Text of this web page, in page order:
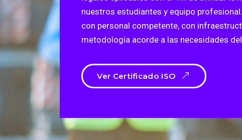
nuestros estudiantes y equipo
con personal competente, con
metodología acorde a las necesidades
Ver Certificado ISO